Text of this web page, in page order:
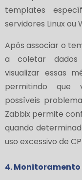
templates
servidores Linux ou
Após associar o
a coletar dados
visualizar essas
permitindo que
possíveis
Zabbix permite
quando
uso excessivo de
4.